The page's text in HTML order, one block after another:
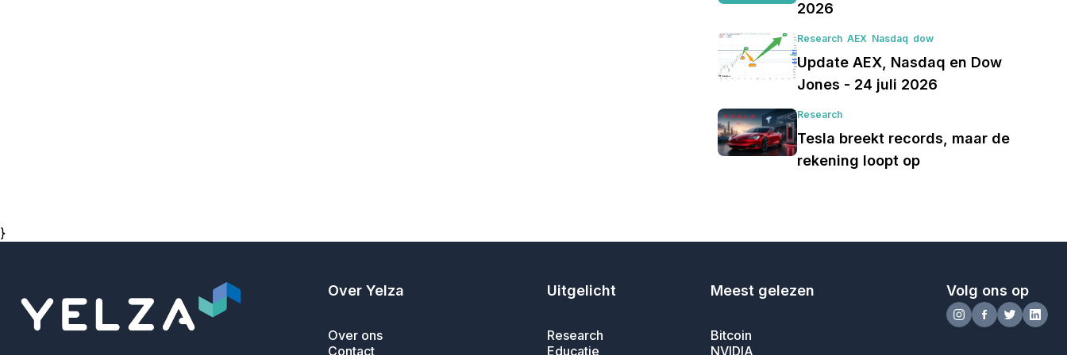
2026
Research AEX Nasdaq dow
Update AEX, Nasdaq en Dow
Jones - 24 juli 2026
Research
Tesla breekt records, maar de
rekening loopt op
}
Over Yelza
Over ons
Contact
Uitgelicht
Research
Educatie
Meest gelezen
Bitcoin
NVIDIA
Volg ons op